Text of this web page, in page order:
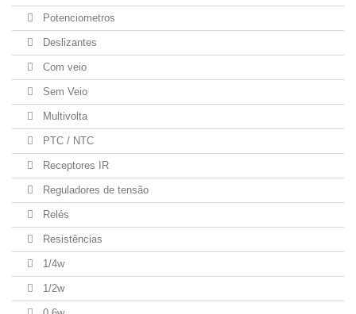
Potenciometros
Deslizantes
Com veio
Sem Veio
Multivolta
PTC / NTC
Receptores IR
Reguladores de tensão
Relés
Resistências
1/4w
1/2w